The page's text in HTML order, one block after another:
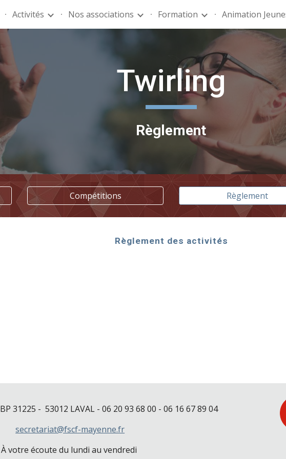
Skip to main content Skip to
Activités Nos associations Formation Animation
Twirling
Règlement
Compétitions Règlement
Règlement des activités
BP 31225 - 53012 LAVAL- 06 20 93 68 00 - 06 16 67 89 04
secretariat@fscf-mayenne.fr
À votre écoute du lundi au vendredi